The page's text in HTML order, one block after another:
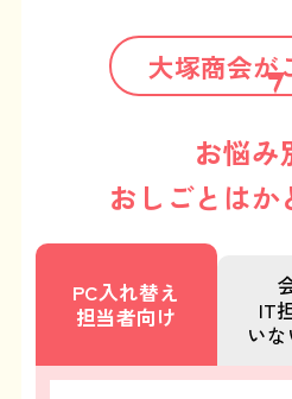
大塚商会が
お悩み
おしごとはか
PC入れ替え
担当者向け
IT
い